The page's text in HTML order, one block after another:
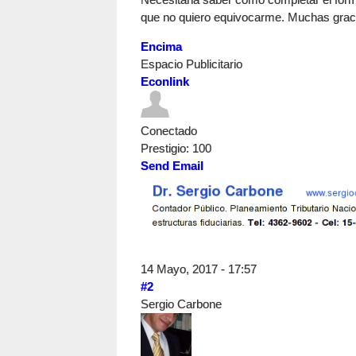
que no quiero equivocarme. Muchas
Encima
Espacio Publicitario
Econlink
Conectado
Prestigio: 100
Send Email
14 Mayo, 2017 - 17:57
#2
Sergio Carbone